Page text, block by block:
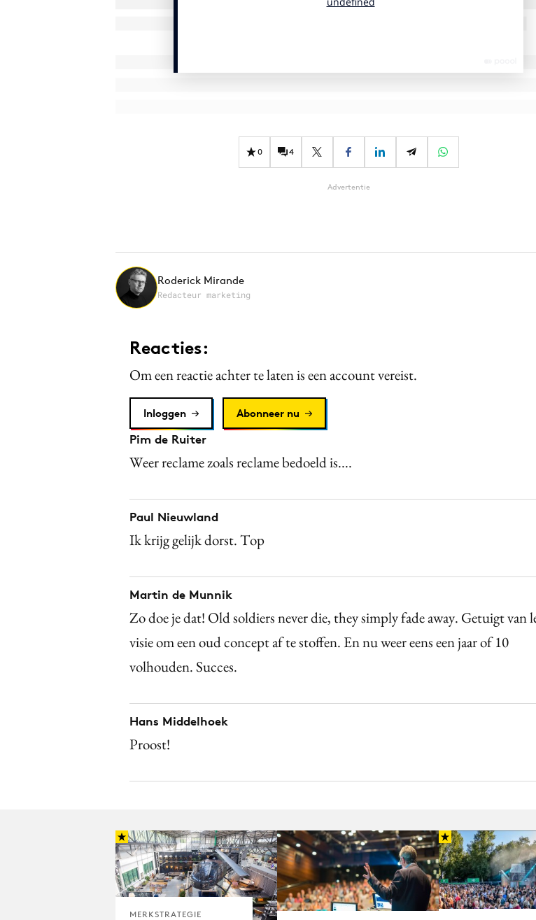
0 4
Advertentie
Roderick Mirande
Redacteur marketing
Reacties:
Om een reactie achter te laten is een account vereist.
Inloggen Abonneer nu
Pim de Ruiter
Weer reclame zoals reclame bedoeld is....
Paul Nieuwland
Ik krijg gelijk dorst. Top
Martin de Munnik
Zo doe je dat! Old soldiers never die, they simply fade away. Getuigt van
visie om een oud concept af te stoffen. En nu weer eens een jaar of 10
volhouden. Succes.
Hans Middelhoek
Proost!
MERKSTRATEGIE